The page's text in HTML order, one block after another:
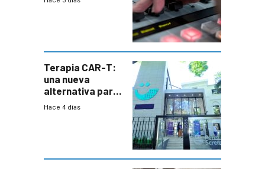
Terapia CAR-T:
una nueva
alternativa para
niños y
Hace 4 días